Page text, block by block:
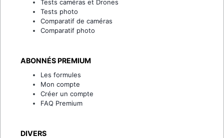
Tests caméras et Drones
Tests photo
Comparatif de caméras
Comparatif photo
ABONNÉS PREMIUM
Les formules
Mon compte
Créer un compte
FAQ Premium
DIVERS